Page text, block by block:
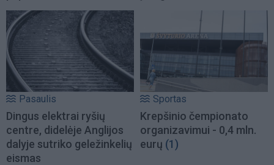
Pasaulis
Dingus elektrai ryšių
centre, didelėje Anglijos
dalyje sutriko geležinkelių
eismas
Sportas
Krepšinio čempionato
organizavimui - 0,4 mln.
eurų (1)